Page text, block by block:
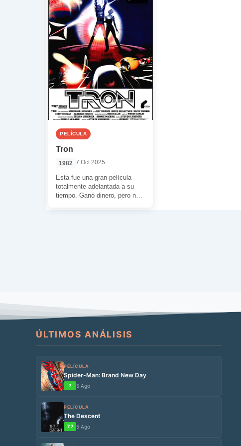
PELÍCULA
Tron
1982 7 Oct 2025
Esta fue una gran película
totalmente adelantada a su
tiempo. Ganó dinero, pero no
ÚLTIMOS ANÁLISIS
PELÍCULA
Spider-Man: Brand New Day
7 5 Ago
PELÍCULA
The Descent
7.7 5 Ago